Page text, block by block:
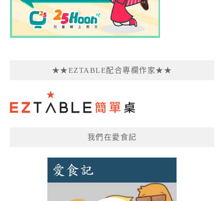
★★EZTABLE配合專欄作家★★
我們在愛食記